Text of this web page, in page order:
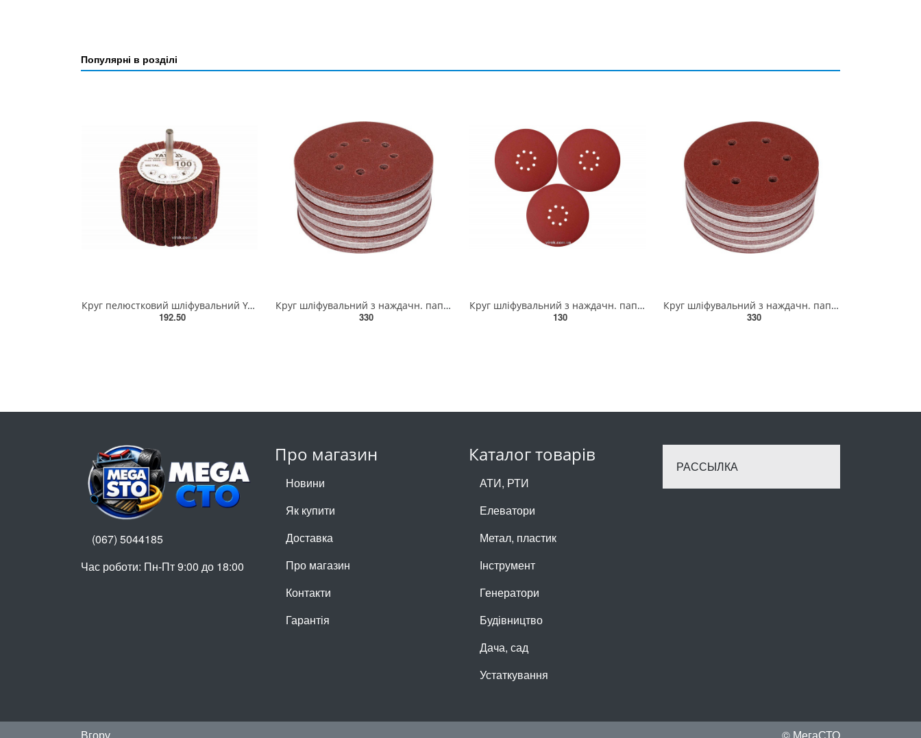
Популярні в розділі
Круг пелюстковий шліфувальний YATO : подовжений Ø=80 мм, К200, шпиндель Ø= 6 мм, H= 50 мм [10/60] YT
192.50
Круг шліфувальний з наждачн. паперу з липучкою YATO: Ø= 150мм, Р120, 8 отв до YT-82206, -82207, 50шт
330
Круг шліфувальний з наждачн. паперу з липучкою YATO: Ø=225мм, Р60, до YT-82340 і YT-82350, 3шт [60]
130
Круг шліфувальний з наждачн. паперу з липучкою YATO: Ø= 150мм, Р100, 6 отв до YT-09739, -09740, 50шт
330
Про магазин
Новини
Як купити
Доставка
Про магазин
Контакти
Гарантія
Каталог товарів
АТИ, РТИ
Елеватори
Метал, пластик
Інструмент
Генератори
Будівництво
Дача, сад
Устаткування
РАССЫЛКА
(067) 5044185
Час роботи: Пн-Пт 9:00 до 18:00